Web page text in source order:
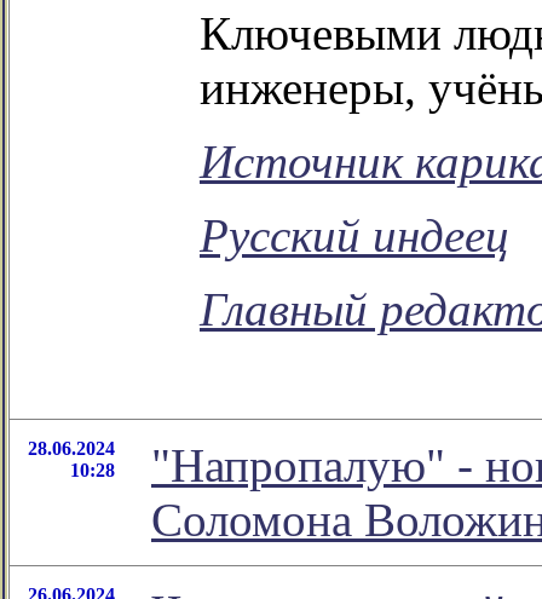
Ключевыми
инженеры,
Источник
Русский индеец
Главный
28.06.2024
10:28
"Напропалую" -
Соломона
26.06.2024